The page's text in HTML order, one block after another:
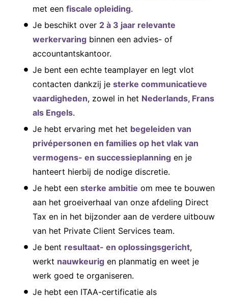
met een fiscale opleiding.
Je beschikt over 2 à 3 jaar relevante
werkervaring binnen een advies- of
accountantskantoor.
Je bent een echte teamplayer en legt vlot
contacten dankzij je sterke communicatieve
vaardigheden, zowel in het Nederlands, Frans
als Engels.
Je hebt ervaring met het begeleiden van
privépersonen en families op het vlak van
vermogens- en successieplanning en je
hanteert hierbij de nodige discretie.
Je hebt een sterke ambitie om mee te bouwen
aan het groeiverhaal van onze afdeling Direct
Tax en in het bijzonder aan de verdere uitbouw
van het Private Client Services team.
Je bent resultaat- en oplossingsgericht,
werkt nauwkeurig en planmatig en weet je
werk goed te organiseren.
Je hebt een ITAA-certificatie als